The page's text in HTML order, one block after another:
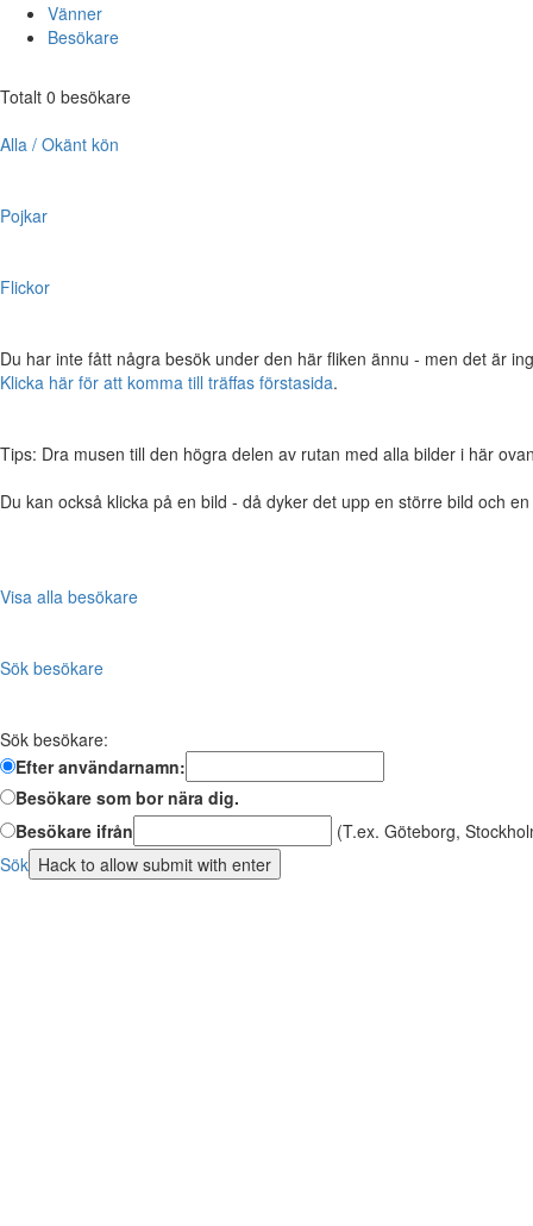
Vänner
Besökare
Totalt 0 besökare
Alla / Okänt kön
Pojkar
Flickor
Du har inte fått några besök under den här fliken ännu - men det är
Klicka här för att komma till träffas förstasida.
Tips: Dra musen till den högra delen av rutan med alla bilder i här
Du kan också klicka på en bild - då dyker det upp en större bild och
Visa alla besökare
Sök besökare
Sök besökare:
Efter användarnamn:
Besökare som bor nära dig.
Besökare ifrån
(T.ex. Göteborg,
Sök